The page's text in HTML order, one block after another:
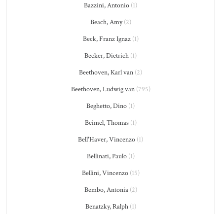
Bazzini, Antonio (1)
Beach, Amy(2)
Beck, Franz Ignaz(1)
Becker, Dietrich (1)
Beethoven, Karl van (2)
Beethoven, Ludwig van(795)
Beghetto, Dino (1)
Beimel, Thomas(1)
Bell'Haver, Vincenzo (1)
Bellinati, Paulo(1)
Bellini, Vincenzo(15)
Bembo, Antonia(2)
Benatzky, Ralph(1)